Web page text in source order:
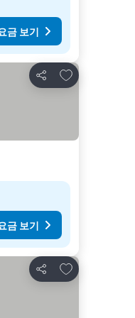
금 보기
공유
즐겨찾기에 추가
금 보기
공유
즐겨찾기에 추가